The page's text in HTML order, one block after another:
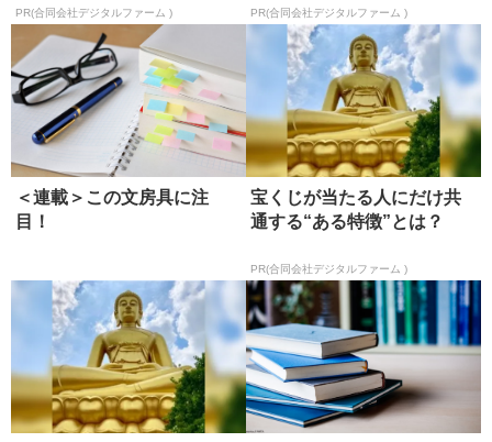
PR(合同会社デジタルファーム ) PR(合同会社デジタルファーム )
＜連載＞この文房具に注
目！
宝くじが当たる人にだけ共
通する“ある特徴”とは？
PR(合同会社デジタルファーム )